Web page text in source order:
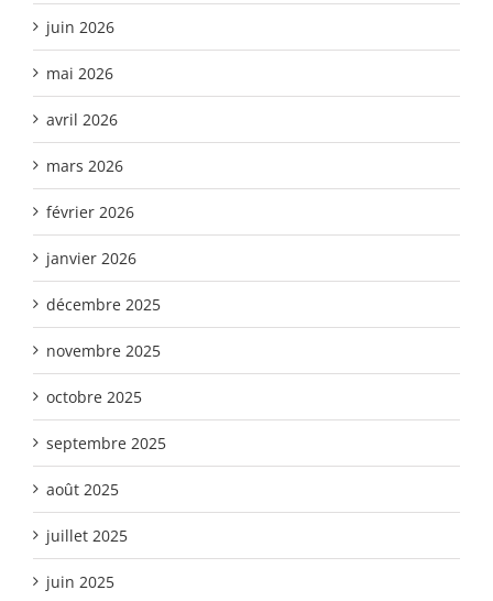
juin 2026
mai 2026
avril 2026
mars 2026
février 2026
janvier 2026
décembre 2025
novembre 2025
octobre 2025
septembre 2025
août 2025
juillet 2025
juin 2025